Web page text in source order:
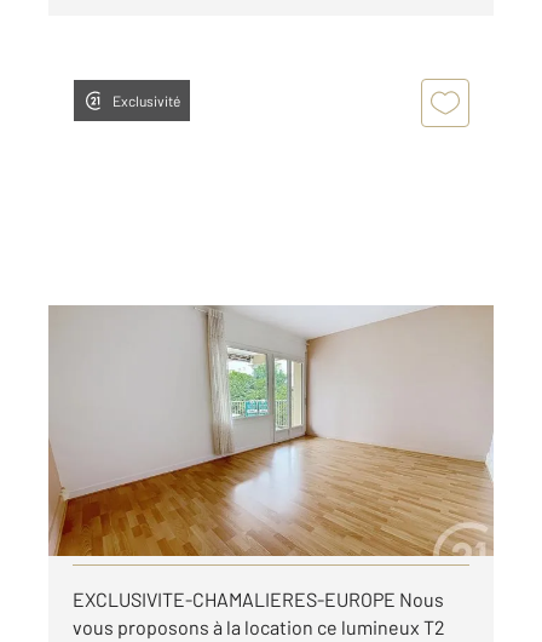
Exclusivité
CHAMALIERES 63
, 2 pièces
Appartement F2 à louer
715 €
par mois charges comprises
Visiter le site dédié
EXCLUSIVITE-CHAMALIERES-EUROPE Nous
vous proposons à la location ce lumineux T2